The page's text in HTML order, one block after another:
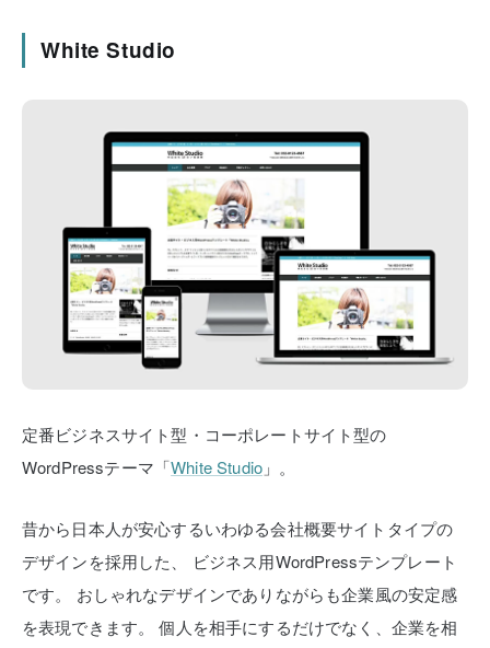
White Studio
定番ビジネスサイト型・コーポレートサイト型の
WordPressテーマ「White Studio 」。
昔から日本人が安心するいわゆる会社概要サイトタイプの
デザインを採用した、
ビジネス用WordPressテンプレート
です。
おしゃれなデザインでありながらも企業風の安定感
を表現できます。
個人を相手にするだけでなく、企業を相